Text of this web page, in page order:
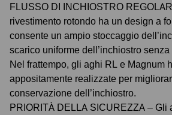
FLUSSO DI INCHIOSTRO
rivestimento rotondo ha un design a
consente un ampio stoccaggio
scarico uniforme dell’inchiostro senza
Nel frattempo, gli aghi RL e Magnum
appositamente realizzate per
conservazione dell’inchiostro.
PRIORITÀ DELLA SICUREZZA – Gli